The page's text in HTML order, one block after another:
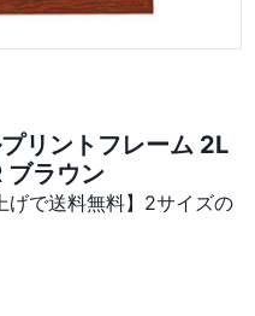
リントフレーム 2L
ラウン
げで送料無料】2サイズの